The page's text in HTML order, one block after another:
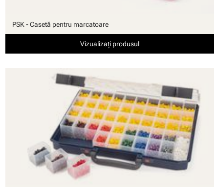
PSK - Casetă pentru marcatoare
Vizualizați produsul